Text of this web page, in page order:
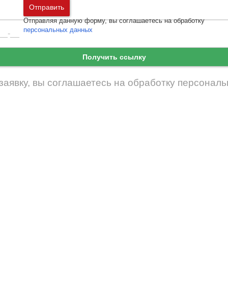
Москва
Московская область
Петербург иЛенинградская
Войти Забыли пароль
Ещё нет аккаунта?
Зарегистрироваться
Получить ссылку
вы соглашаетесь на обработку
Отправить
Отправляя данную форму, вы соглашаетесь на обработку
персональных данных